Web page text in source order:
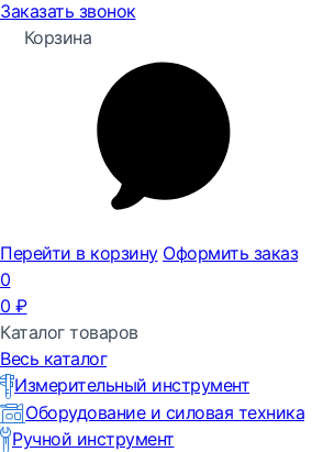
Заказать звонок
Корзина
Перейти в корзину Оформить заказ
0
0 ₽
Каталог товаров
Весь каталог
Измерительный инструмент
Оборудование и силовая техника
Ручной инструмент